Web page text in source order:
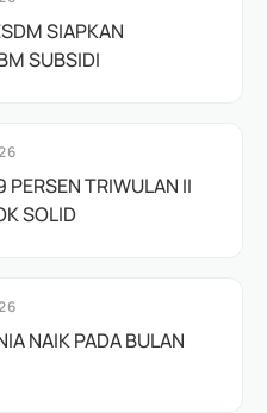
SIAPKAN
SUBSIDI
TRIWULAN II
SOLID
NAIK PADA BULAN